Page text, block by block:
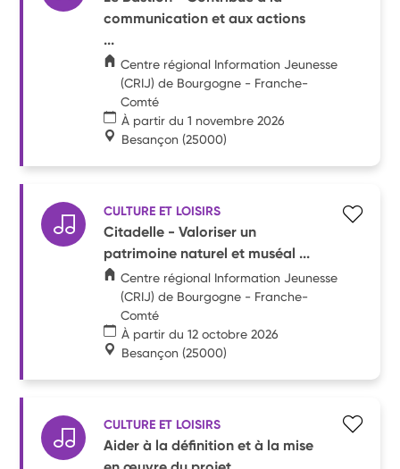
communication et aux actions
...
Centre régional Information Jeunesse
(CRIJ) de Bourgogne - Franche-
Comté
À partir du 1 novembre 2026
Besançon (25000)
CULTURE ET LOISIRS
Citadelle - Valoriser un
patrimoine naturel et muséal ...
Centre régional Information Jeunesse
(CRIJ) de Bourgogne - Franche-
Comté
À partir du 12 octobre 2026
Besançon (25000)
CULTURE ET LOISIRS
Aider à la définition et à la mise